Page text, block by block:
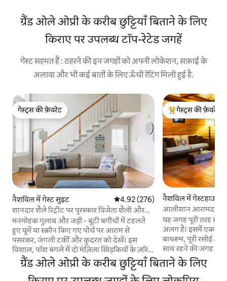
ग्रैंड ओले ओप्री के करीब छुट्टियाँ बिताने के लिए
किराए पर उपलब्ध टॉप-रेटेड जगहें
गेस्ट सहमत हैं : ठहरने की इन जगहों को अपनी लोकेशन, सफ़ाई के
अलावा और भी कई बातों के लिए ऊँची रेटिंग मिली हुई है.
गेस्ट्स की फ़ेवरेट
गेस्ट्स की फ़ेवरेट
नैशविल में गेस्ट सुइट औसत रेटिंग 5 में से 4.92, 276 समीक्षाएँ
4.92 (276)
शानदार शैले रिट्रीट पर पुरस्कार विजेता शैली और
आराम
मनमोहक गुलाब और जड़ी - बूटी बगीचों में टहलते
हुए घूमें या स्क्रीन किए गए पोर्च पर आराम से
पसरकर, जंगली टर्की और कुदरत को देखें। इस
विशाल, पॉश बंगले में दो मंज़िला खिड़कियों के ज़रिए
Cumberland River Valley के नज़ारे देखें।
अपनी स्वादिष्ट रसोई में भोजन का आनंद लें, फिर
जकूज़ी टब में आराम से डुबकी लगाएँ। कल फिर से
गेस्ट्स का टॉप फ़ेवरेट
गेस्ट्स की फ़ेवरेट
नैशविल में गेस्टहाउस
आलीशान आरामदायक
यह जगह पूरी तरह से
अलग है। इसमें एक
बाथरूम, पूरी रसोई
साथ रहने की जगह है।
गुंबददार छत
है। फर्श एक टेरा
जाता है; सजावट
ग्रैंड ओले ओप्री के करीब छुट्टियाँ बिताने के लिए